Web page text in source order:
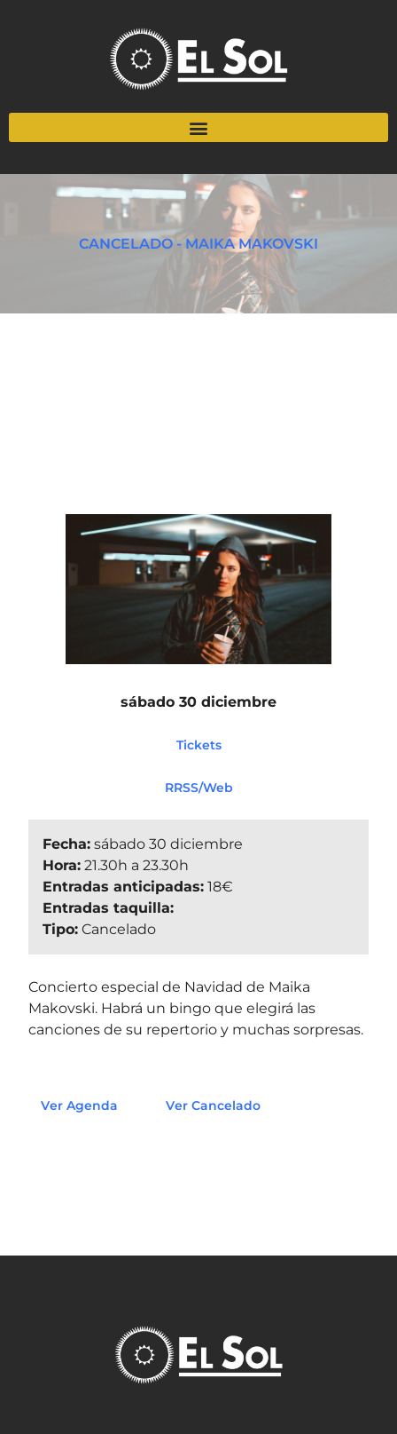
CANCELADO - MAIKA MAKOVSKI
sábado 30 diciembre
Tickets
RRSS/Web
Fecha: sábado 30 diciembre
Hora: 21.30h a 23.30h
Entradas anticipadas: 18€
Entradas taquilla:
Tipo: Cancelado
Concierto especial de Navidad de Maika
Makovski. Habrá un bingo que elegirá las
canciones de su repertorio y muchas sorpresas.
Ver Agenda Ver Cancelado